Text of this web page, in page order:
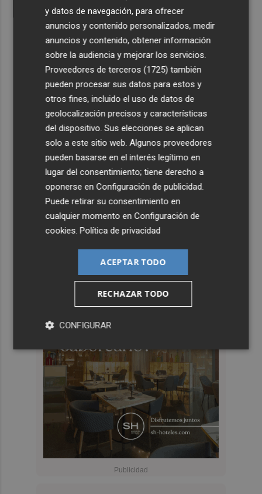
y datos de navegación, para ofrecer
anuncios y contenido personalizados, medir
anuncios y contenido, obtener información
sobre la audiencia y mejorar los servicios.
Proveedores de terceros (1725) también
pueden procesar sus datos para estos y
otros fines, incluido el uso de datos de
geolocalización precisos y características
del dispositivo. Sus elecciones se aplican
solo a este sitio web. Algunos proveedores
pueden basarse en el interés legítimo en
lugar del consentimiento; tiene derecho a
oponerse enConfiguración de publicidad
Puede retirar su consentimiento en
cualquier momento enConfiguración de
cookies .Política de privacidad
ACEPTAR TODO
RECHAZAR TODO
CONFIGURAR